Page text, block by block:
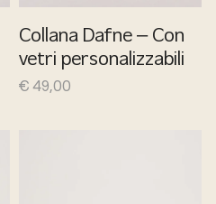
Collana Dafne – Con
vetri personalizzabili
€49,00